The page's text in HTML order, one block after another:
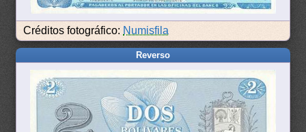
Créditos fotográfico: Numisfila
Reverso